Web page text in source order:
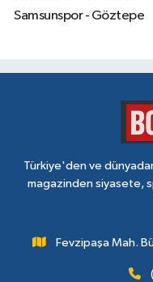
Samsunspor - Göztepe
Türkiye'den ve
magazinden siyasete,
Fevzipaşa Mah.